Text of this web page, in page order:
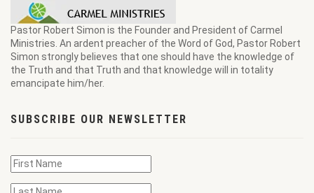
Pastor Robert Simon is the Founder and President of Carmel
Ministries. An ardent preacher of the Word of God, Pastor Robert
Simon strongly believes that one should have the knowledge of
the Truth and that Truth and that knowledge will in totality
emancipate him/her.
SUBSCRIBE OUR NEWSLETTER